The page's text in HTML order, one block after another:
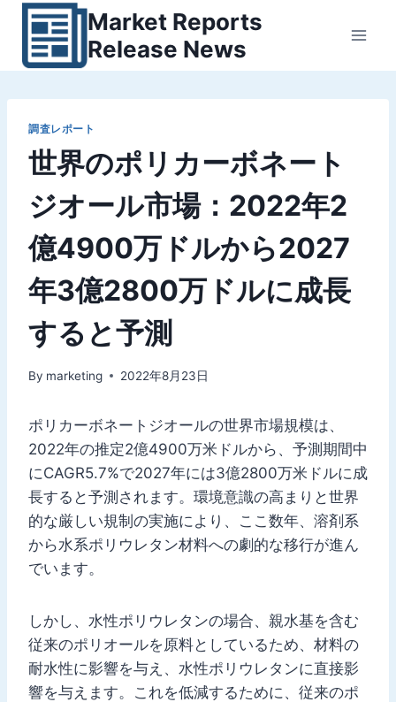
Market Reports
Release News
調査レポート
世界のポリカーボネート
ジオール市場：2022年2
億4900万ドルから2027
年3億2800万ドルに成長
すると予測
By marketing 2022年8月23日
ポリカーボネートジオールの世界市場規模は、
2022年の推定2億4900万米ドルから、予測期間中
にCAGR5.7%で2027年には3億2800万米ドルに成
長すると予測されます。環境意識の高まりと世界
的な厳しい規制の実施により、ここ数年、溶剤系
から水系ポリウレタン材料への劇的な移行が進ん
でいます。
しかし、水性ポリウレタンの場合、親水基を含む
従来のポリオールを原料としているため、材料の
耐水性に影響を与え、水性ポリウレタンに直接影
響を与えます。これを低減するために、従来のポ